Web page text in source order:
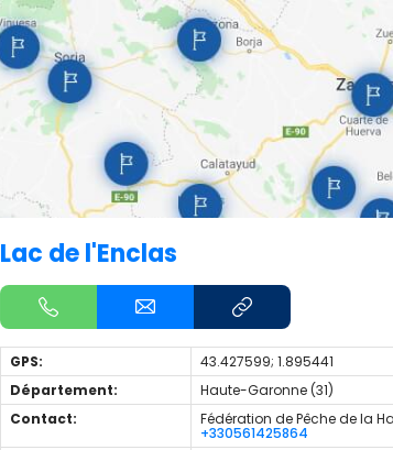
Lac de l'Enclas
GPS:
43.427599; 1.895441
Département:
Haute-Garonne (31)
Contact:
Fédération de Pêche de la
+330561425864